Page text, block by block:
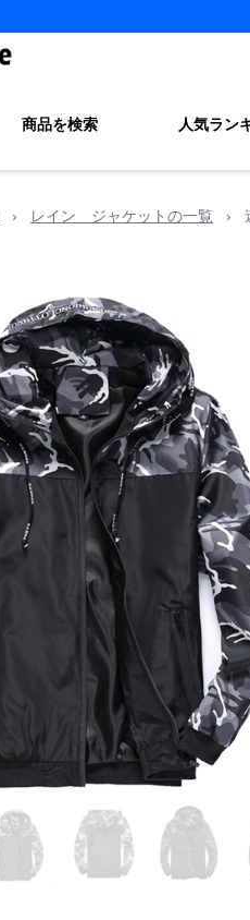
商品を検索 人気ラン
› レイン ジャケットの一覧 ›